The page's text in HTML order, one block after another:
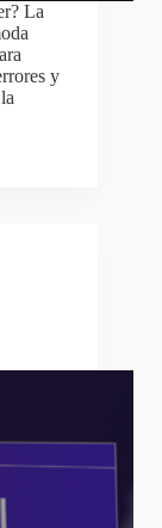
La
y